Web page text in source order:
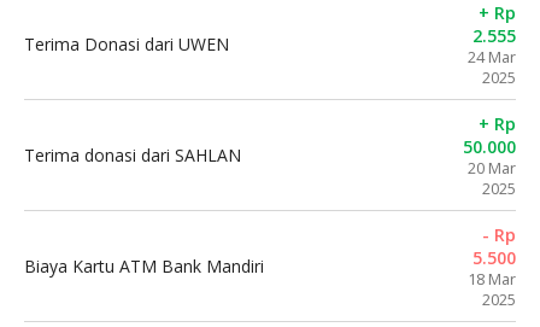
Terima Donasi dari UWEN
+ Rp
2.555
24 Mar
2025
Terima donasi dari SAHLAN
+ Rp
50.000
20 Mar
2025
Biaya Kartu ATM Bank Mandiri
- Rp
5.500
18 Mar
2025